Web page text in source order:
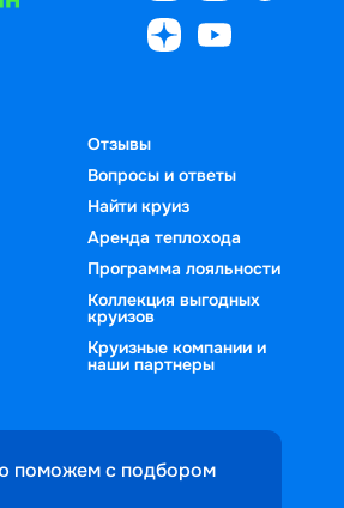
Отзывы
Вопросы и ответы
Найти круиз
Аренда теплохода
Программа лояльности
Коллекция выгодных
круизов
Круизные компании и
наши партнеры
поможем с подбором